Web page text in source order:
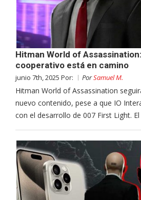
Hitman World of
cooperativo está en camino
junio 7th, 2025 Por: PorSamuel M.
Hitman World of Assassination
nuevo contenido, pese a que IO
con el desarrollo de 007 First Light.